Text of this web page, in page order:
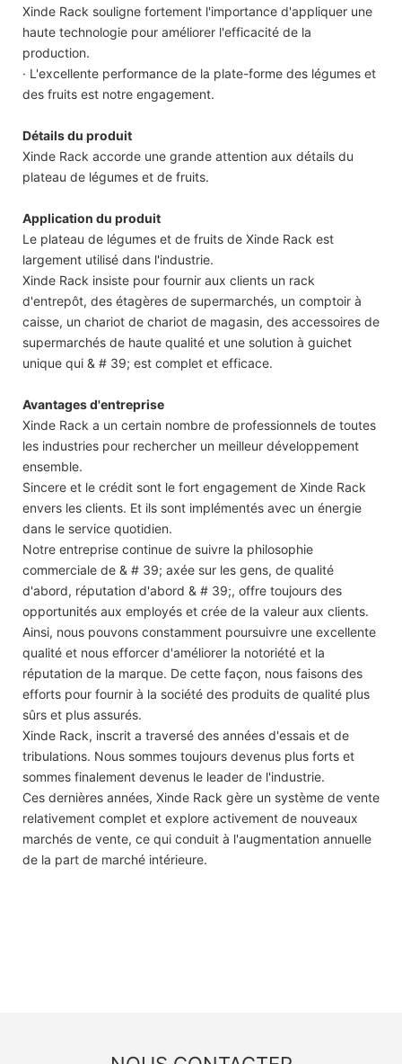
Xinde Rack souligne fortement l'importance d'appliquer une
haute technologie pour améliorer l'efficacité de la
production.
· L'excellente performance de la plate-forme des légumes et
des fruits est notre engagement.
Détails du produit
Xinde Rack accorde une grande attention aux détails du
plateau de légumes et de fruits.
Application du produit
Le plateau de légumes et de fruits de Xinde Rack est
largement utilisé dans l'industrie.
Xinde Rack insiste pour fournir aux clients un rack
d'entrepôt, des étagères de supermarchés, un comptoir à
caisse, un chariot de chariot de magasin, des accessoires de
supermarchés de haute qualité et une solution à guichet
unique qui & # 39; est complet et efficace.
Avantages d'entreprise
Xinde Rack a un certain nombre de professionnels de toutes
les industries pour rechercher un meilleur développement
ensemble.
Sincere et le crédit sont le fort engagement de Xinde Rack
envers les clients. Et ils sont implémentés avec un énergie
dans le service quotidien.
Notre entreprise continue de suivre la philosophie
commerciale de & # 39; axée sur les gens, de qualité
d'abord, réputation d'abord & # 39;, offre toujours des
opportunités aux employés et crée de la valeur aux clients.
Ainsi, nous pouvons constamment poursuivre une excellente
qualité et nous efforcer d'améliorer la notoriété et la
réputation de la marque. De cette façon, nous faisons des
efforts pour fournir à la société des produits de qualité plus
sûrs et plus assurés.
Xinde Rack, inscrit a traversé des années d'essais et de
tribulations. Nous sommes toujours devenus plus forts et
sommes finalement devenus le leader de l'industrie.
Ces dernières années, Xinde Rack gère un système de vente
relativement complet et explore activement de nouveaux
marchés de vente, ce qui conduit à l'augmentation annuelle
de la part de marché intérieure.